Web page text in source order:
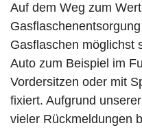
Auf dem Weg zum
Gasflaschen möglichst
Auto zum Beispiel im
Vordersitzen oder mit
fixiert. Aufgrund
vieler Rückmeldungen